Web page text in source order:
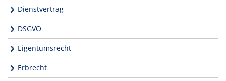
Dienstvertrag
DSGVO
Eigentumsrecht
Erbrecht